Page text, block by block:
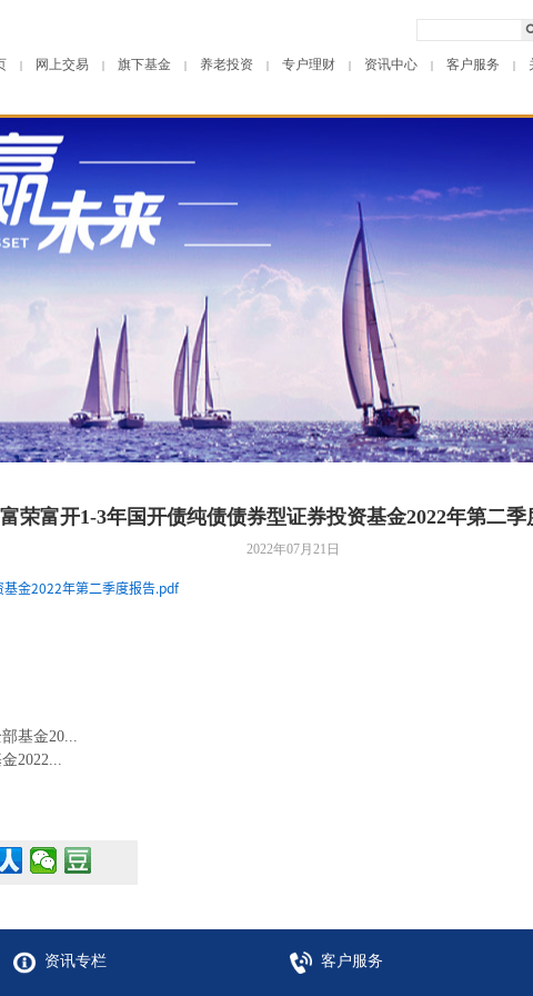
| 网上交易 | 旗下基金 | 养老投资 | 专户理财 | 资讯中心 | 客户服务 |
富荣富开1-3年国开债纯债债券型证券投资基金2022年第二季
2022年07月21日
金2022年第二季度报告.pdf
基金20...
2022...
资讯专栏 客户服务